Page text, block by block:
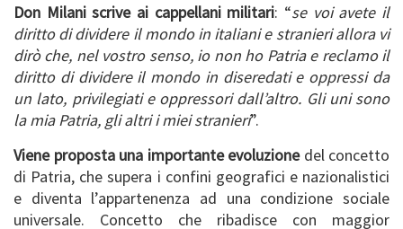
Don Milani scrive ai cappellani militari: “se voi avete il
diritto di dividere il mondo in italiani e stranieri allora vi
dirò che, nel vostro senso, io non ho Patria e reclamo il
diritto di dividere il mondo in diseredati e oppressi da
un lato, privilegiati e oppressori dall’altro. Gli uni sono
la mia Patria, gli altri i miei stranieri”.
Viene proposta una importante evoluzionedel concetto
di Patria, che supera i confini geografici e nazionalistici
e diventa l’appartenenza ad una condizione sociale
universale. Concetto che ribadisce con maggior